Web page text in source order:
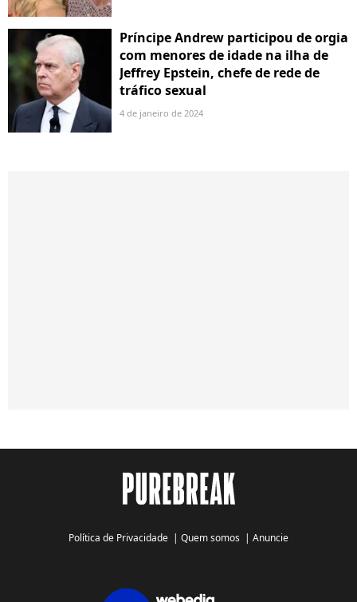
Príncipe Andrew participou de orgia
com menores de idade na ilha de
Jeffrey Epstein, chefe de rede de
tráfico sexual
4 de janeiro de 2024
Política de Privacidade | Quem somos | Anuncie